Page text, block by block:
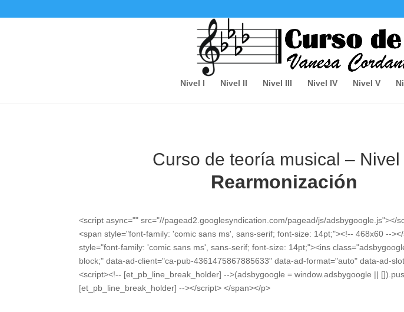
Nivel I Nivel II Nivel III Nivel IV Nivel V
Curso de teoría musical – Nivel
Rearmonización
<script async="" src="//pagead2.googlesyndication.com/pagead/js/adsbygoogle.js"></
<span style="font-family: 'comic sans ms', sans-serif; font-size: 14pt;"><!-- 468x60 --
style="font-family: 'comic sans ms', sans-serif; font-size: 14pt;"><ins
block;" data-ad-client="ca-pub-4361475867885633" data-ad-format="auto" data-ad-
<script><!-- [et_pb_line_break_holder] -->(adsbygoogle = window.adsbygoogle ||
[et_pb_line_break_holder] --></script> </span></p>